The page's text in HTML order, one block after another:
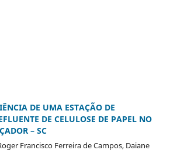
DE UMA ESTAÇÃO DE
DE CELULOSE DE PAPEL NO
– SC
Francisco Ferreira de Campos, Daiane